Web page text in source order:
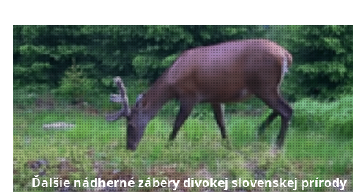
Ďalšie nádherné zábery divokej slovenskej prírody